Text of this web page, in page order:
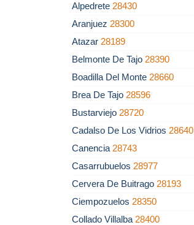
Alpedrete 28430
Aranjuez 28300
Atazar 28189
Belmonte De Tajo 28390
Boadilla Del Monte 28660
Brea De Tajo 28596
Bustarviejo 28720
Cadalso De Los Vidrios 28640
Canencia 28743
Casarrubuelos 28977
Cervera De Buitrago 28193
Ciempozuelos 28350
Collado Villalba 28400